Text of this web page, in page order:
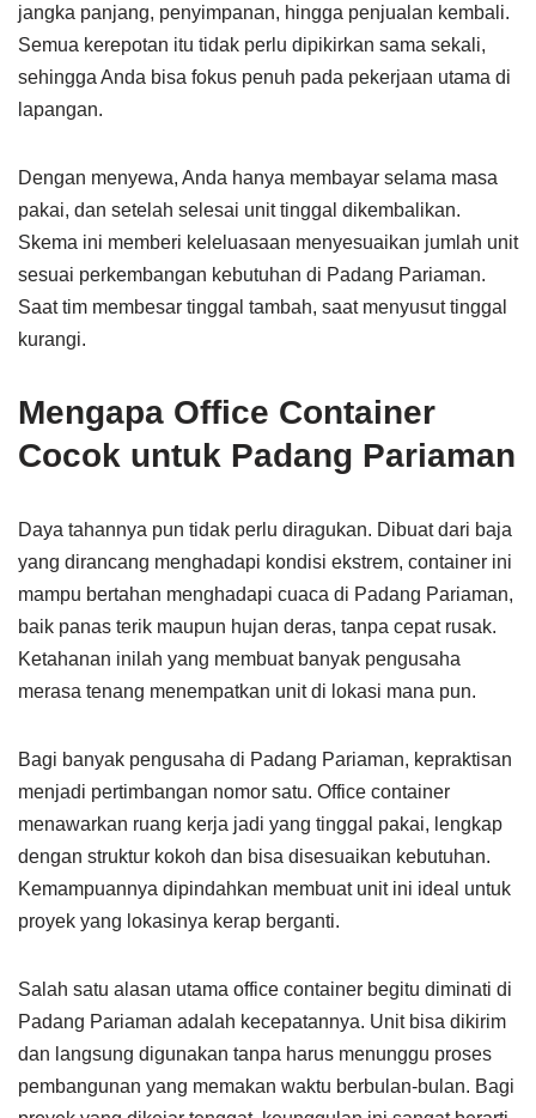
jangka panjang, penyimpanan, hingga penjualan kembali.
Semua kerepotan itu tidak perlu dipikirkan sama sekali,
sehingga Anda bisa fokus penuh pada pekerjaan utama di
lapangan.
Dengan menyewa, Anda hanya membayar selama masa
pakai, dan setelah selesai unit tinggal dikembalikan.
Skema ini memberi keleluasaan menyesuaikan jumlah unit
sesuai perkembangan kebutuhan di Padang Pariaman.
Saat tim membesar tinggal tambah, saat menyusut tinggal
kurangi.
Mengapa Office Container
Cocok untuk Padang Pariaman
Daya tahannya pun tidak perlu diragukan. Dibuat dari baja
yang dirancang menghadapi kondisi ekstrem, container ini
mampu bertahan menghadapi cuaca di Padang Pariaman,
baik panas terik maupun hujan deras, tanpa cepat rusak.
Ketahanan inilah yang membuat banyak pengusaha
merasa tenang menempatkan unit di lokasi mana pun.
Bagi banyak pengusaha di Padang Pariaman, kepraktisan
menjadi pertimbangan nomor satu. Office container
menawarkan ruang kerja jadi yang tinggal pakai, lengkap
dengan struktur kokoh dan bisa disesuaikan kebutuhan.
Kemampuannya dipindahkan membuat unit ini ideal untuk
proyek yang lokasinya kerap berganti.
Salah satu alasan utama office container begitu diminati di
Padang Pariaman adalah kecepatannya. Unit bisa dikirim
dan langsung digunakan tanpa harus menunggu proses
pembangunan yang memakan waktu berbulan-bulan. Bagi